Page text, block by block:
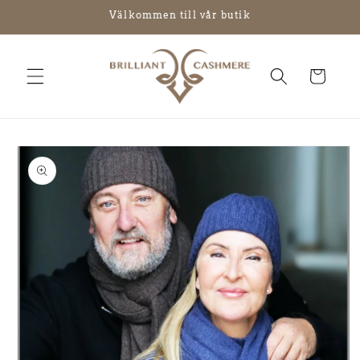
Välkommen till vår butik
Varukorg
vidare till